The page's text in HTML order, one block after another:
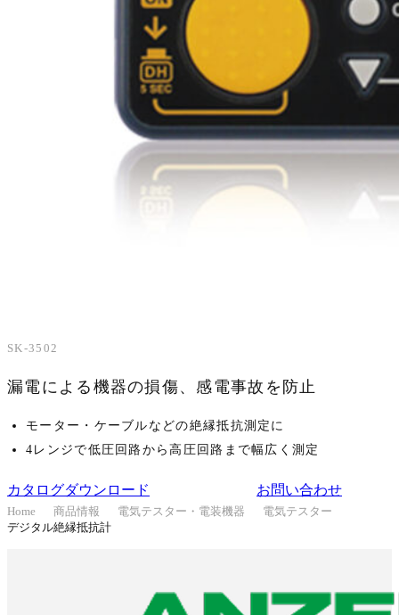
SK-3502
漏電による機器の損傷、感電事故を防止
モーター・ケーブルなどの絶縁抵抗測定に
4レンジで低圧回路から高圧回路まで幅広く測定
カタログダウンロード お問い合わせ
Home 商品情報 電気テスター・電装機器
電気テスター
デジタル絶縁抵抗計